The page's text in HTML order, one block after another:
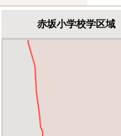
赤坂小学校学区域